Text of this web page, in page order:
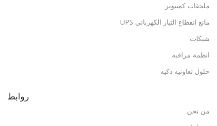
ملحقات كمبيوتر
مانع انقطاع التيار الكهربائي UPS
شبكات
انظمة مراقبه
حلول تعاونيه ذكيه
روابط
من نحن